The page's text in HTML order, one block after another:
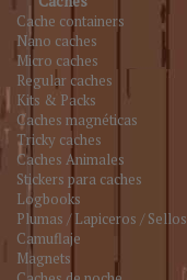
Cache containers
Nano caches
Micro caches
Regular caches
Kits & Packs
Caches magnéticas
Tricky caches
Caches Animales
Stickers para caches
Logbooks
Plumas / Lapiceros / Sellos
Camuflaje
Magnets